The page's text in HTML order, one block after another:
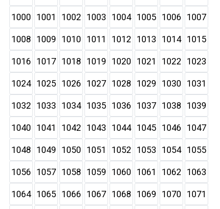
1000 1001 1002 1003 1004 1005 1006 1007
1008 1009 1010 1011 1012 1013 1014 1015
1016 1017 1018 1019 1020 1021 1022 1023
1024 1025 1026 1027 1028 1029 1030 1031
1032 1033 1034 1035 1036 1037 1038 1039
1040 1041 1042 1043 1044 1045 1046 1047
1048 1049 1050 1051 1052 1053 1054 1055
1056 1057 1058 1059 1060 1061 1062 1063
1064 1065 1066 1067 1068 1069 1070 1071